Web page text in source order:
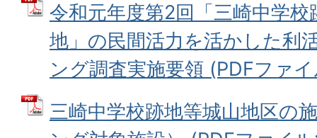
令和元年度第2回「三崎中学
地」の民間活力を活かした利
ング調査実施要領 (PDFファ
三崎中学校跡地等城山地区の